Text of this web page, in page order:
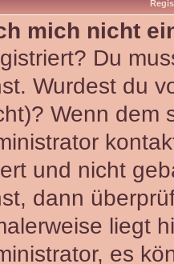
mich nicht
Du
Wurdest du
Wenn dem
und nicht
dann
liegt
es